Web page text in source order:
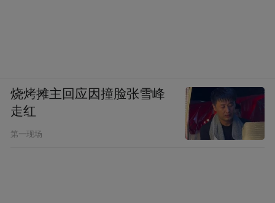
烧烤摊主回应因撞脸张雪峰
走红
第一现场